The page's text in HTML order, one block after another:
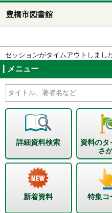
豊橋市図書館
セッションがタイムアウトしまし
メニュー
詳細資料検索
資料のタ
さ
新着資料 特集コ